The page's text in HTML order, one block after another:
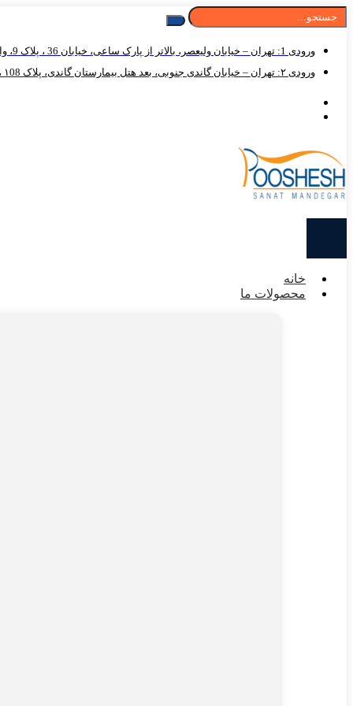
ورودی 1: تهران – خیابان ولیعصر، بالاتر از پارک ساعی، خیابان 36 ، پلاک 9، واحد 125
ورودی ۲: تهران – خیابان گاندی جنوبی، بعد هتل بیمارستان گاندی، پلاک ۱08 ، واحد ۱۲5
خانه
محصولات ما